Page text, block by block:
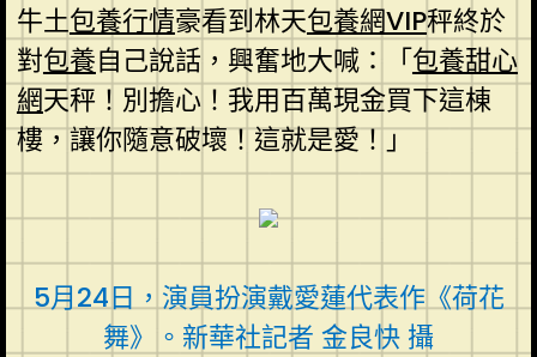
牛土包養行情豪看到林天包養網VIP秤終於
對包養自己說話，興奮地大喊：「包養甜心
網天秤！別擔心！我用百萬現金買下這棟
樓，讓你隨意破壞！這就是愛！」
5月24日，演員扮演戴愛蓮代表作《荷花
舞》。新華社記者 金良快 攝